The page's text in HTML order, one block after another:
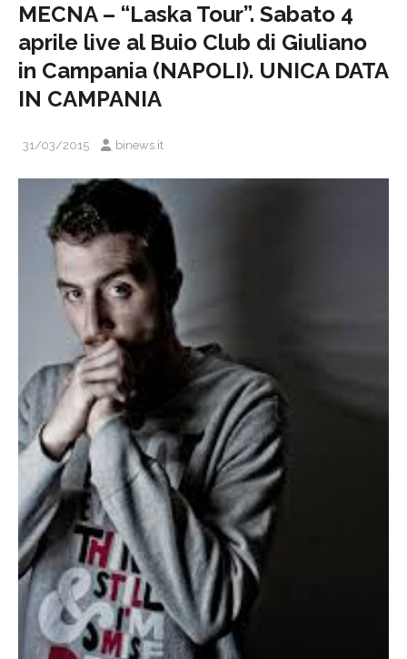
MECNA – “Laska Tour”. Sabato 4
aprile live al Buio Club di Giuliano
in Campania (NAPOLI). UNICA DATA
IN CAMPANIA
31/03/2015 binews.it